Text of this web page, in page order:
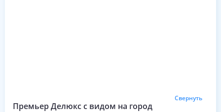
Премьер Делюкс с видом на город
Свернуть